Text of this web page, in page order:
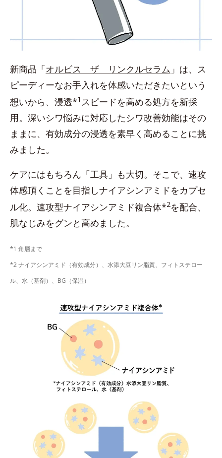
新商品「オルビス ザ リンクルセラム 」は、ス
ピーディーなお手入れを体感いただきたいという
想いから、浸透*1 スピードを高める処方を新採
用。深いシワ悩みに対応したシワ改善効能はその
ままに、有効成分の浸透を素早く高めることに挑
みました。
ケアにはもちろん「工具」も大切。そこで、速攻
体感頂くことを目指しナイアシンアミドをカプセ
ル化。速攻型ナイアシンアミド複合体*2を配合、
肌なじみをグンと高めました。
*1 角層まで
*2 ナイアシンアミド（有効成分）、水添大豆リン脂質、フィトステロー
ル、水（基剤）、BG（保湿）